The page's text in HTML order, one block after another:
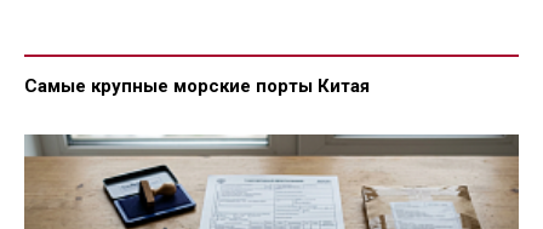
Самые крупные морские порты Китая